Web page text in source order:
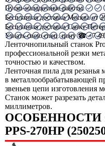
Пуско-наладочные работы.
Бесплатная доставка Москва от
Бесплатная доставка Санкт-
Узнать свою спец. цену ☎ +7
Ленточнопильный станок
профессиональной резки
точностью и качеством.
Ленточная пила для резанья
в металлообрабатывающей
звеньев цепи изготовления
Станок может разрезать
миллиметров.
ОСОБЕННОСТИ
PPS-270HP